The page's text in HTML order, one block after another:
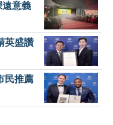
遠意義
英盛讚
民推薦